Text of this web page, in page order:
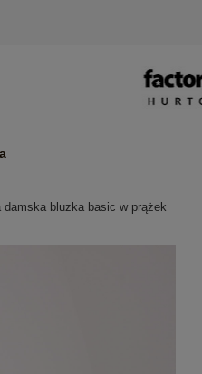
damska bluzka basic w prążek